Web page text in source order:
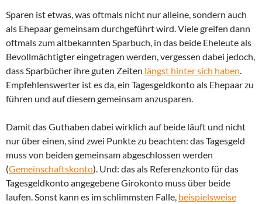
Sparen ist etwas, was oftmals nicht nur alleine, sondern auch
als Ehepaar gemeinsam durchgeführt wird. Viele greifen dann
oftmals zum altbekannten Sparbuch, in das beide Eheleute als
Bevollmächtigter eingetragen werden, vergessen dabei jedoch,
dass Sparbücher ihre guten Zeiten längst hinter sich haben.
Empfehlenswerter ist es da, ein Tagesgeldkonto als Ehepaar zu
führen und auf diesem gemeinsam anzusparen.
Damit das Guthaben dabei wirklich auf beide läuft und nicht
nur über einen, sind zwei Punkte zu beachten: das Tagesgeld
muss von beiden gemeinsam abgeschlossen werden
(Gemeinschaftskonto). Und: das als Referenzkonto für das
Tagesgeldkonto angegebene Girokonto muss über beide
laufen. Sonst kann es im schlimmsten Falle, beispielsweise